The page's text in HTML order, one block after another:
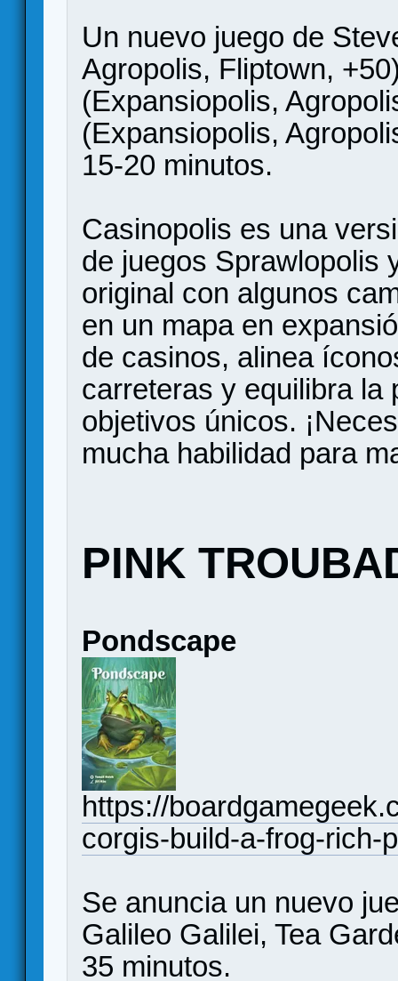
Un nuevo juego de
Agropolis, Fliptown,
(Expansiopolis,
(Expansiopolis,
15-20 minutos.
Casinopolis es una
de juegos Sprawlopolis
original con algunos
en un mapa en
de casinos, alinea
carreteras y equilibra la
objetivos únicos.
mucha habilidad para
PINK
Pondscape
https://
corgis-build-a-frog-rich-
Se anuncia un nuevo
Galileo Galilei, Tea
35 minutos.